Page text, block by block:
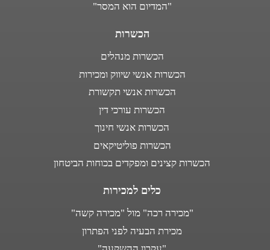
"המדיום הוא המסר"
הכשרות
הכשרות מנהלים
הכשרות אנשי שיווק ומכירות
הכשרות אנשי תקשורת
הכשרות עורכי דין
הכשרות אנשי חינוך
הכשרות פוליטיקאים
הכשרות קצינים ומפקדים בכוחות הביטחון
כלים למכירות
"מכירה רכה" מול "מכירה קשה"
מכירת הבעיה לפני הפתרון